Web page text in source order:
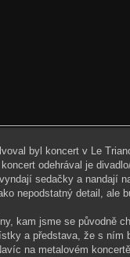
byl koncert v Le
odehrával je
sedačky a nandají
nepodstatný detail, ale
kam jsme se původně
a představa, že s ním
na metalovém